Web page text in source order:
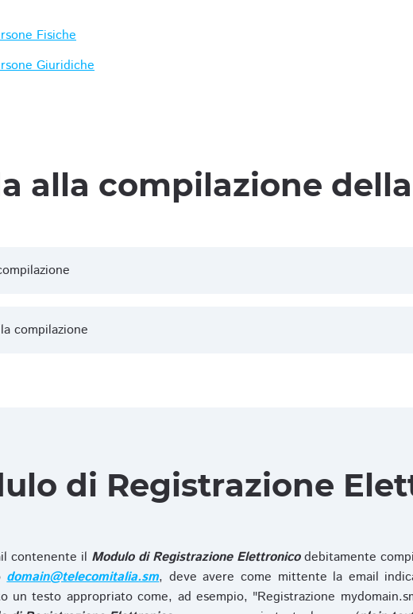
Fisiche
Giuridiche
alla compilazione
compilazione
di Registrazione
contenente il Modulo di Registrazione Elettronicodebitamente
domain@telecomitalia.sm, deve avere come mittente la email
un testo appropriato come, ad esempio, "Registrazione